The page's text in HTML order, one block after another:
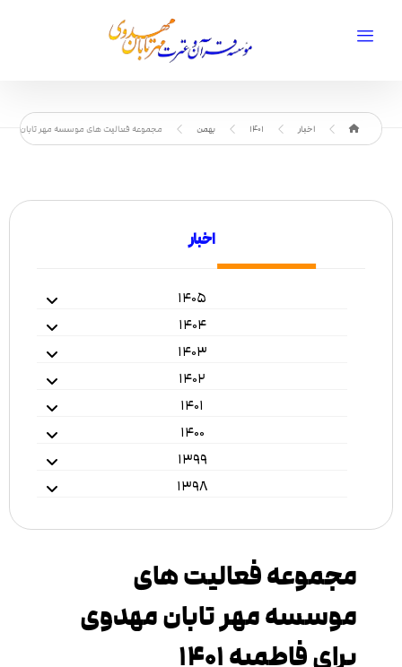
اخبار 1401 بهمن مجموعه فعالیت های موسسه مهر تابان مهدوی
اخبار
۱۴۰۵
۱۴۰۴
۱۴۰۳
۱۴۰۲
۱۴۰۱
۱۴۰۰
۱۳۹۹
۱۳۹۸
مجموعه فعالیت های
موسسه مهر تابان مهدوی
برای فاطمیه ۱۴۰۱